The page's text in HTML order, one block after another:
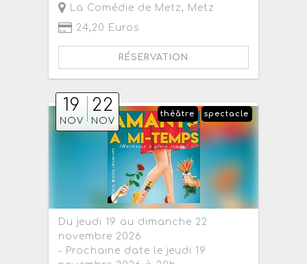
La Comédie de Metz, Metz
24,20 Euros
RÉSERVATION
19
NOV
22
NOV
spectacle
théâtre
Du jeudi 19 au dimanche 22
novembre 2026
- Prochaine date le jeudi 19